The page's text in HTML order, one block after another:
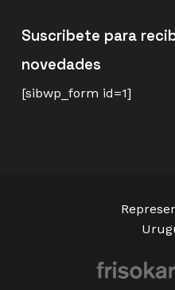
Suscribete para
novedades
[sibwp_form id=1]